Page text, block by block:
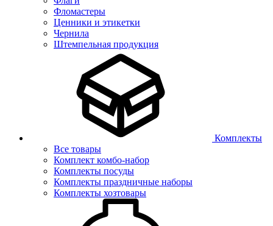
Фломастеры
Ценники и этикетки
Чернила
Штемпельная продукция
Комплекты
Все товары
Комплект комбо-набор
Комплекты посуды
Комплекты праздничные наборы
Комплекты хозтовары